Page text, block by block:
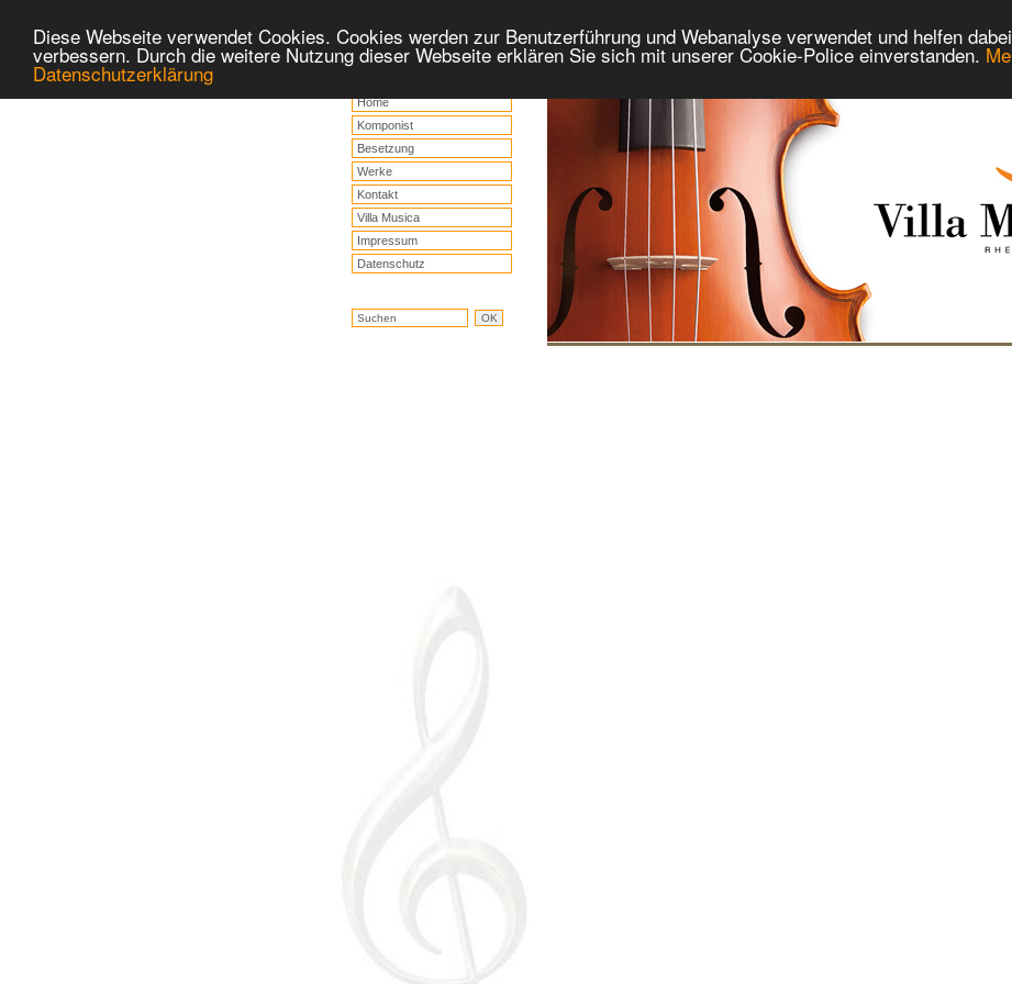
Diese Webseite verwendet Cookies. Cookies werden zur Benutzerführung und Webanalyse verwendet und helfen
verbessern. Durch die weitere Nutzung dieser Webseite erklären Sie sich mit unserer Cookie-Police einverstanden.
Datenschutzerklärung
Home
Komponist
Besetzung
Werke
Kontakt
Villa Musica
Impressum
Datenschutz